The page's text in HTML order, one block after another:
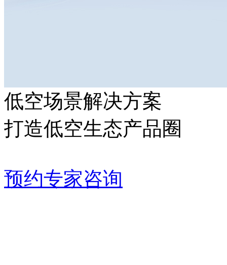
低空场景解决方案
打造低空生态产品圈
预约专家咨询